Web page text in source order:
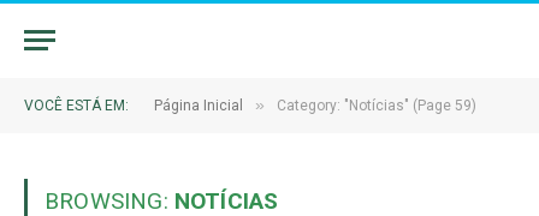
VOCÊ ESTÁ EM: Página Inicial » Category: "Notícias" (Page 59)
BROWSING: NOTÍCIAS